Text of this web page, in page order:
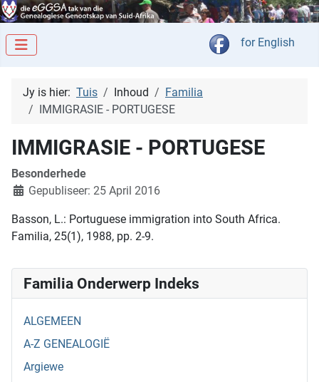
Kies jou taal
for English
Familia Onderwerp Indeks
ALGEMEEN
A-Z GENEALOGIË
Argiewe
Jy is hier: Tuis Inhoud
Familia
IMMIGRASIE - PORTUGESE
IMMIGRASIE - PORTUGESE
Besonderhede
Gepubliseer: 25 April 2016
Basson, L.: Portuguese immigration into South Africa.
Familia, 25(1), 1988, pp. 2-9.